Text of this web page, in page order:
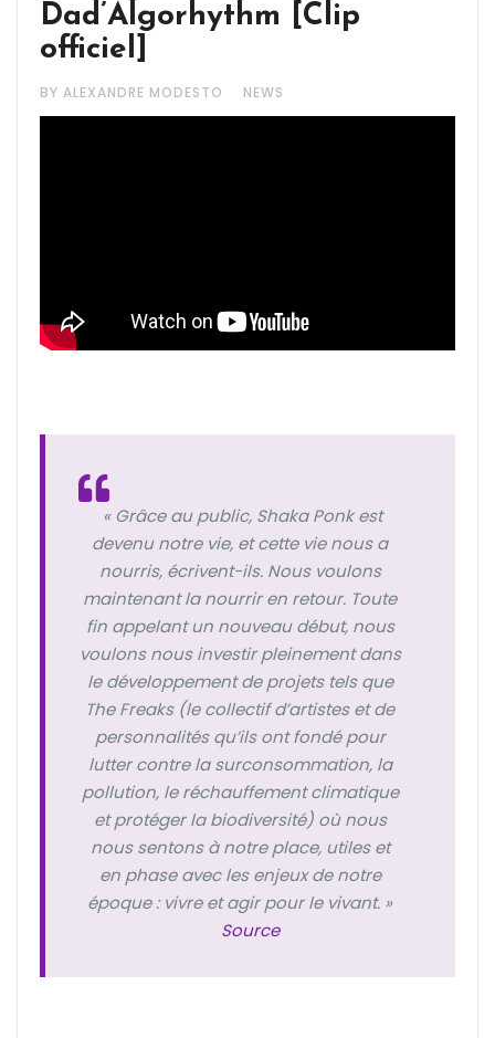
Dad’Algorhythm [Clip
officiel]
BY ALEXANDRE MODESTO NEWS
« Grâce au public, Shaka Ponk est
devenu notre vie, et cette vie nous a
nourris, écrivent-ils. Nous voulons
maintenant la nourrir en retour. Toute
fin appelant un nouveau début, nous
voulons nous investir pleinement dans
le développement de projets tels que
The Freaks (le collectif d’artistes et de
personnalités qu’ils ont fondé pour
lutter contre la surconsommation, la
pollution, le réchauffement climatique
et protéger la biodiversité) où nous
nous sentons à notre place, utiles et
en phase avec les enjeux de notre
époque : vivre et agir pour le vivant. »
Source